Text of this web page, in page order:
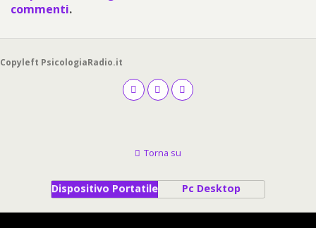
commenti.
Copyleft PsicologiaRadio.it
Torna su
Dispositivo Portatile Pc Desktop